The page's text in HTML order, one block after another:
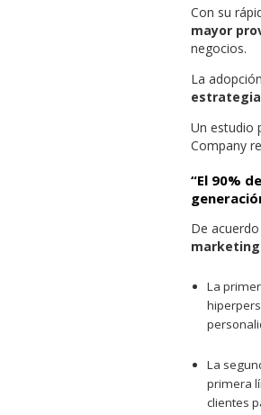
Con su
mayor
negocios.
La
Un estudio
Company
“El 90%
De
La
La
primera
clientes